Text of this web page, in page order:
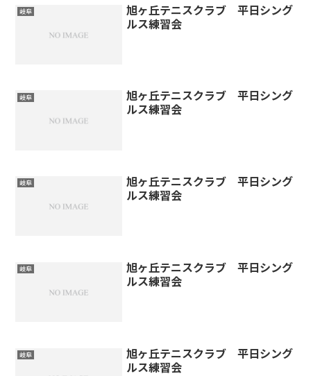
岐阜
旭ヶ丘テニスクラブ 平日シング
ルス練習会
岐阜
旭ヶ丘テニスクラブ 平日シング
ルス練習会
岐阜
旭ヶ丘テニスクラブ 平日シング
ルス練習会
岐阜
旭ヶ丘テニスクラブ 平日シング
ルス練習会
岐阜
旭ヶ丘テニスクラブ 平日シング
ルス練習会